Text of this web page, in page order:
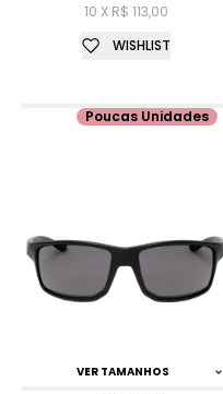
10 X R$ 113,00
WISHLIST
VER TAMANHOS
Poucas Unidades